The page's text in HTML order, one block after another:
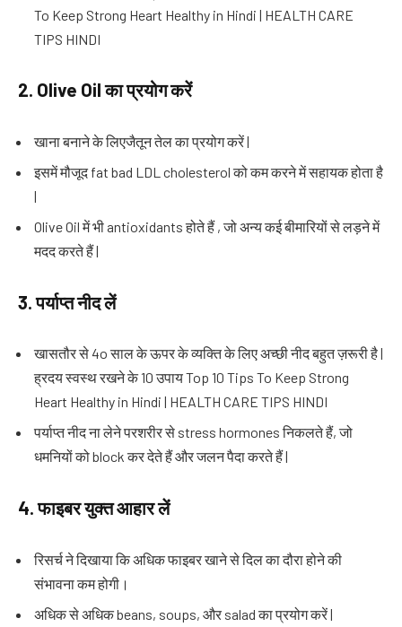
To Keep Strong Heart Healthy in Hindi | HEALTH CARE
TIPS HINDI
2. Olive Oilका प्रयोग करें
खाना बनाने के लिएजैतून तेल का प्रयोग करें |
इसमें मौजूद fat bad LDL cholesterol को कम करने में सहायक होता है
|
Olive Oil में भी antioxidants होते हैं , जो अन्य कई बीमारियों से लड़ने में
मदद करते हैं |
3.पर्याप्त नीद लें
खासतौर से 4o साल के ऊपर के व्यक्ति के लिए अच्छी नीद बहुत ज़रूरी है |
ह्रदय स्वस्थ रखने के 10 उपाय Top 10 Tips To Keep Strong
Heart Healthy in Hindi | HEALTH CARE TIPS HINDI
पर्याप्त नीद ना लेने परशरीर से stress hormones निकलते हैं, जो
धमनियों को block कर देते हैं और जलन पैदा करते हैं |
4.फाइबर युक्त आहार लें
रिसर्च ने दिखाया कि अधिक फाइबर खाने से दिल का दौरा होने की
संभावना कम होगी।
अधिक से अधिक beans, soups, और salad का प्रयोग करें |